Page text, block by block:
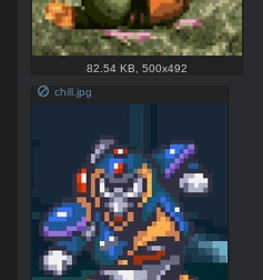
82.54 KB,500x492
chill.jpg